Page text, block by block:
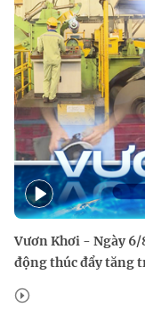
Vươn Khơi - Ngày
động thúc đẩy tăng